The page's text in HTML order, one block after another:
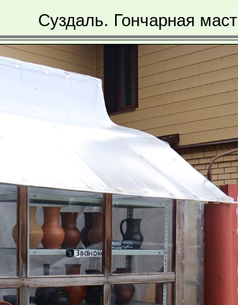
Суздаль. Гончарная